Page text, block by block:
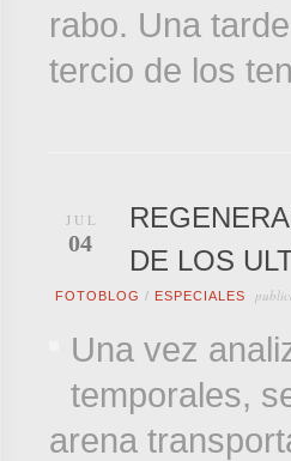
rabo. Una
tercio de los
JUL
04
DE LOS
FOTOBLOG / ESPECIALES
Una vez
temporales,
arena